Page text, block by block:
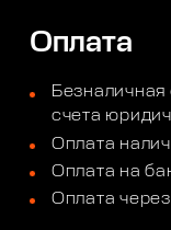
Оплата
счета
Оплата
Оплата на
Оплата